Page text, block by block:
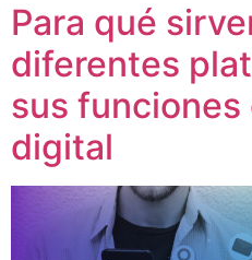
Para qué
diferentes
sus funciones
digital